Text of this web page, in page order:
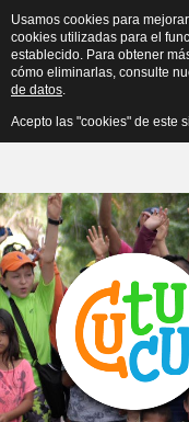
Usamos cookies para
cookies utilizadas para el
establecido. Para obtener
cómo eliminarlas, consulte
de datos.
Acepto las "cookies" de este